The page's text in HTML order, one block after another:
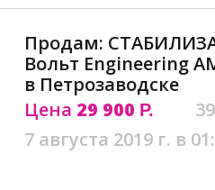
Продам:
Вольт Engineering
в Петрозаводске
Цена 29 900 Р.
7 августа 2019 г. в